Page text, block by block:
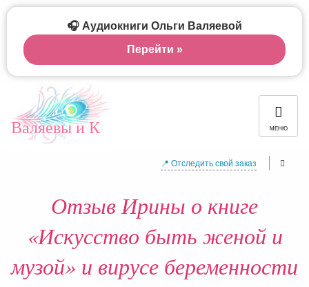
Валяевы и К МЕНЮ
📍 Отследить свой заказ
Отзыв Ирины о книге
«Искусство быть женой и
музой» и вирусе беременности
🎧 Аудиокниги Ольги Валяевой
Перейти »